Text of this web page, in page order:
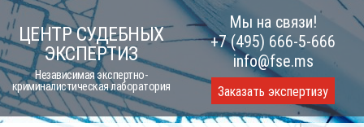
Skip
to
content
ЦЕНТР СУДЕБНЫХ
ЭКСПЕРТИЗ
Независимая экспертно-
криминалистическая лаборатория
Мы на связи!
+7 (495) 666-5-666
info@fse.ms
Заказать экспертизу